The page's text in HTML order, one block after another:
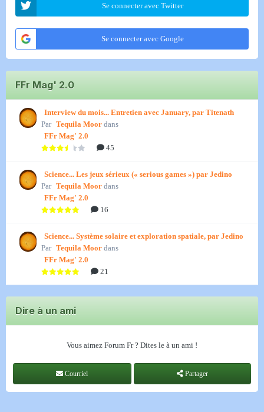
Se connecter avec Twitter
Se connecter avec Google
FFr Mag' 2.0
Interview du mois... Entretien avec January, par Titenath
Par Tequila Moor dans
FFr Mag' 2.0
45
Science... Les jeux sérieux (« serious games ») par Jedino
Par Tequila Moor dans
FFr Mag' 2.0
16
Science... Système solaire et exploration spatiale, par Jedino
Par Tequila Moor dans
FFr Mag' 2.0
21
Dire à un ami
Vous aimez Forum Fr ? Dites le à un ami !
Courriel Partager